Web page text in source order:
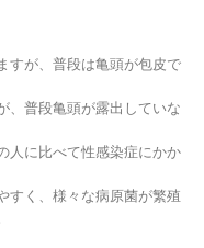
すが、普段は亀頭が包皮で
、普段亀頭が露出していな
人に比べて性感染症にかか
すく、様々な病原菌が繁殖